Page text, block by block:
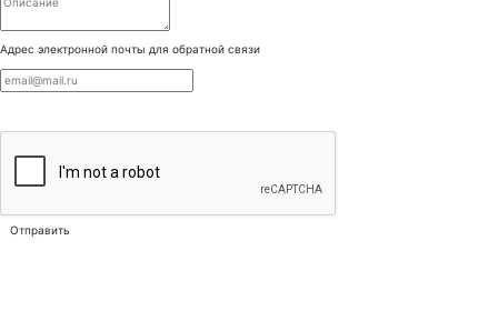
Адрес электронной почты для обратной связи